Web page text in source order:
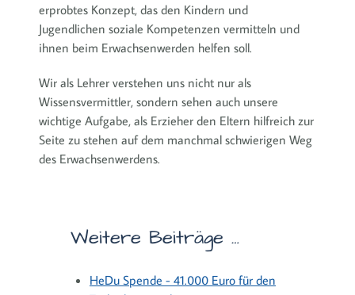
erprobtes Konzept, das den Kindern und
Jugendlichen soziale Kompetenzen vermitteln und
ihnen beim Erwachsenwerden helfen soll.
Wir als Lehrer verstehen uns nicht nur als
Wissensvermittler, sondern sehen auch unsere
wichtige Aufgabe, als Erzieher den Eltern hilfreich zur
Seite zu stehen auf dem manchmal schwierigen Weg
des Erwachsenwerdens.
Weitere Beiträge …
HeDu Spende - 41.000 Euro für den